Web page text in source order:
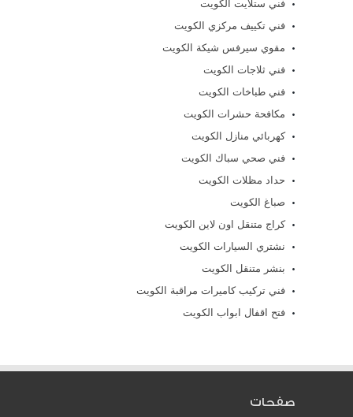
فني ستلايت الكويت
فني تكييف مركزي الكويت
مقوي سيرفس شيكة الكويت
فني ثلاجات الكويت
فني طباخات الكويت
مكافحة حشرات الكويت
كهربائي منازل الكويت
فني صحي سباك الكويت
حداد مظلات الكويت
صباغ الكويت
كراج متنقل اون لاين الكويت
نشتري السيارات الكويت
بنشر متنقل الكويت
فني تركيب كاميرات مراقبة الكويت
فتح اقفال ابواب الكويت
صفحات